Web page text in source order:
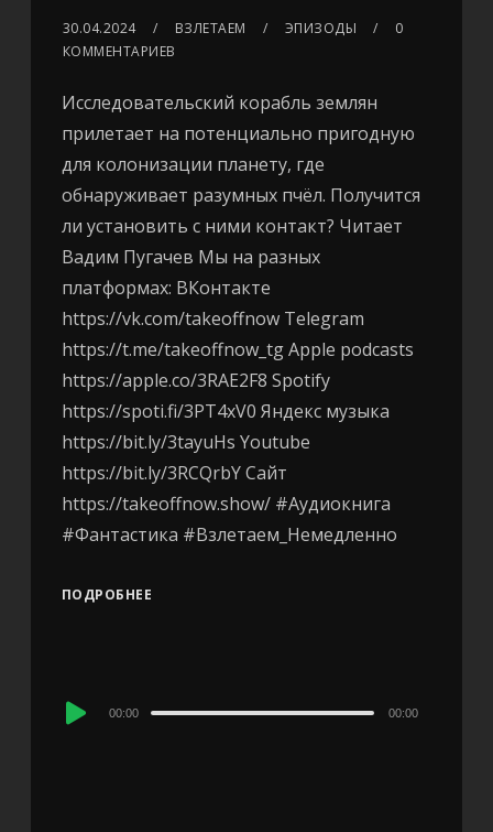
30.04.2024 ВЗЛЕТАЕМ ЭПИЗОДЫ
0
КОММЕНТАРИЕВ
Исследовательский корабль землян
прилетает на потенциально пригодную
для колонизации планету, где
обнаруживает разумных пчёл. Получится
ли установить с ними контакт? Читает
Вадим Пугачев Мы на разных
платформах: ВКонтакте
https://vk.com/takeoffnow Telegram
https://t.me/takeoffnow_tg Apple podcasts
https://apple.co/3RAE2F8 Spotify
https://spoti.fi/3PT4xV0 Яндекс музыка
https://bit.ly/3tayuHs Youtube
https://bit.ly/3RCQrbY Сайт
https://takeoffnow.show/ #Аудиокнига
#Фантастика #Взлетаем_Немедленно
ПОДРОБНЕЕ
Audio
00:00 00:00